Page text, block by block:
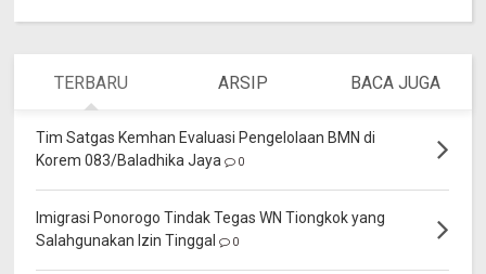
TERBARU ARSIP BACA JUGA
Tim Satgas Kemhan Evaluasi Pengelolaan BMN di
Korem 083/Baladhika Jaya
0
Imigrasi Ponorogo Tindak Tegas WN Tiongkok yang
Salahgunakan Izin Tinggal
0